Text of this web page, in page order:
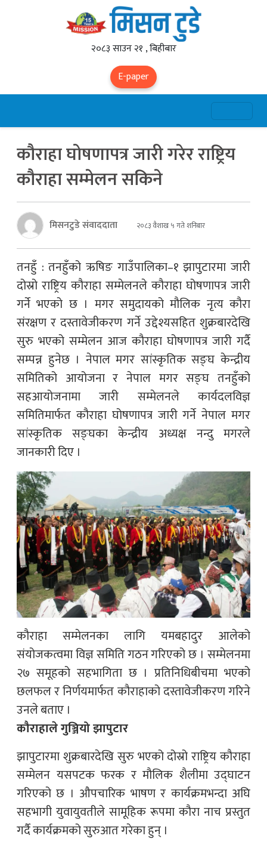
२०८३ साउन २१ , बिहीबार
E-paper
कौराहा घोषणापत्र जारी गरेर राष्ट्रिय
कौराहा सम्मेलन सकिने
मिसनटुडे संवाददाता २०८३ वैशाख ५ गते शनिबार
तनहुँ : तनहुँको ऋषिङ गाउँपालिका–१ झापुटारमा जारी
दोस्रो राष्ट्रिय कौराहा सम्मेलनले कौराहा घोषणापत्र जारी
गर्ने भएको छ । मगर समुदायको मौलिक नृत्य कौरा
संरक्षण र दस्तावेजीकरण गर्ने उद्देश्यसहित शुक्रबारदेखि
सुरु भएको सम्मेलन आज कौराहा घोषणापत्र जारी गर्दै
सम्पन्न हुनेछ । नेपाल मगर सांस्कृतिक सङ्घ केन्द्रीय
समितिको आयोजना र नेपाल मगर सङ्घ तनहुँको
सहआयोजनामा जारी सम्मेलनले कार्यदलविज्ञ
समितिमार्फत कौराहा घोषणापत्र जारी गर्ने नेपाल मगर
सांस्कृतिक सङ्घका केन्द्रीय अध्यक्ष नन्दु मगरले
जानकारी दिए ।
कौराहा सम्मेलनका लागि यमबहादुर आलेको
संयोजकत्वमा विज्ञ समिति गठन गरिएको छ । सम्मेलनमा
२७ समूहको सहभागिता छ । प्रतिनिधिबीचमा भएको
छलफल र निर्णयमार्फत कौराहाको दस्तावेजीकरण गरिने
उनले बताए ।
कौराहाले गुञ्जियो झापुटार
झापुटारमा शुक्रबारदेखि सुरु भएको दोस्रो राष्ट्रिय कौराहा
सम्मेलन यसपटक फरक र मौलिक शैलीमा उद्घाटन
गरिएको छ । औपचारिक भाषण र कार्यक्रमभन्दा अघि
सहभागी युवायुवतीले सामूहिक रूपमा कौरा नाच प्रस्तुत
गर्दै कार्यक्रमको सुरुआत गरेका हुन् ।